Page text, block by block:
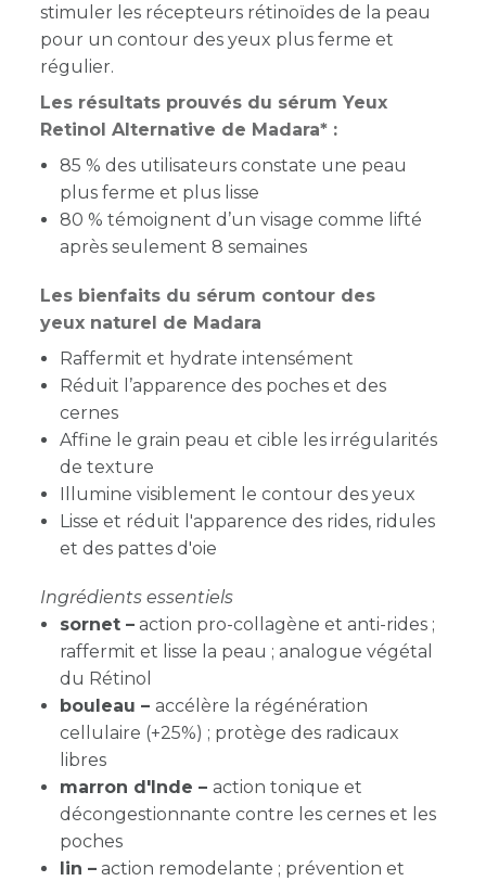
stimuler les récepteurs rétinoïdes de la peau
pour un contour des yeux plus ferme et
régulier.
Les résultats prouvés du sérum Yeux
Retinol Alternative de Madara* :
85 % des utilisateurs constate une peau
plus ferme et plus lisse
80 % témoignent d’un visage comme lifté
après seulement 8 semaines
Les bienfaits du sérum contour des
yeux naturel de Madara
Raffermit et hydrate intensément
Réduit l’apparence des poches et des
cernes
Affine le grain peau et cible les irrégularités
de texture
Illumine visiblement le contour des yeux
Lisse et réduit l'apparence des rides, ridules
et des pattes d'oie
Ingrédients essentiels
sornet – action pro-collagène et anti-rides ;
raffermit et lisse la peau ; analogue végétal
du Rétinol
bouleau – accélère la régénération
cellulaire (+25%) ; protège des radicaux
libres
marron d'Inde – action tonique et
décongestionnante contre les cernes et les
poches
lin – action remodelante ; prévention et